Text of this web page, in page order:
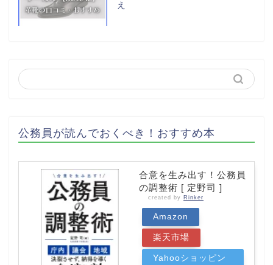
え
公務員が読んでおくべき！おすすめ本
合意を生み出す！公務員
の調整術 [ 定野司 ]
created by Rinker
Amazon
楽天市場
Yahooショッピン